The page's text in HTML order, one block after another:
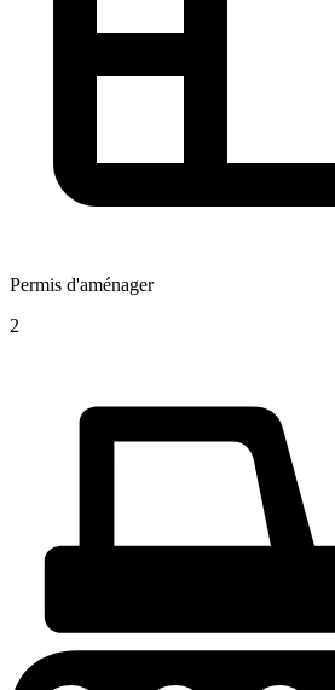
Permis d'aménager
2